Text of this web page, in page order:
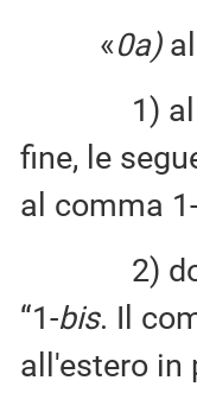
«0a)
1) al
fine, le
al comma 1-
2) dopo
“1-bis. Il
all'estero in